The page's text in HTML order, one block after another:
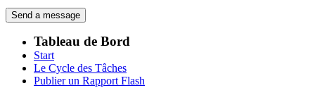
Tableau de Bord
Start
Le Cycle des Tâches
Publier un Rapport Flash